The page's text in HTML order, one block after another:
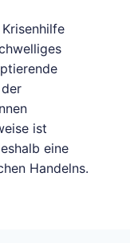
ist
eine
Handelns.